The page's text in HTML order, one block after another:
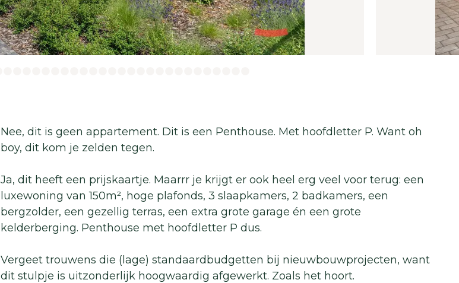
Nee, dit is geen appartement. Dit is een Penthouse. Met hoofdletter P. Want oh
boy, dit kom je zelden tegen.
Ja, dit heeft een prijskaartje. Maarrr je krijgt er ook heel erg veel voor terug: een
luxewoning van 150m², hoge plafonds, 3 slaapkamers, 2 badkamers, een
bergzolder, een gezellig terras, een extra grote garage én een grote
kelderberging. Penthouse met hoofdletter P dus.
Vergeet trouwens die (lage) standaardbudgetten bij nieuwbouwprojecten, want
dit stulpje is uitzonderlijk hoogwaardig afgewerkt. Zoals het hoort.